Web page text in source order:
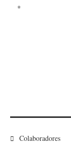
*
Colaboradores